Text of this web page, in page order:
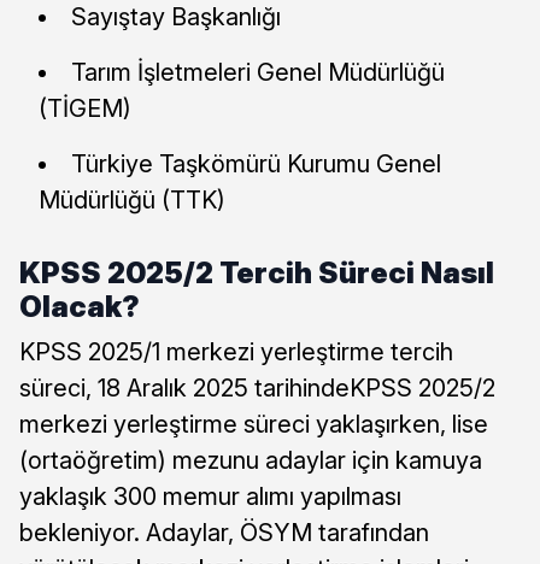
Sayıştay Başkanlığı
Tarım İşletmeleri Genel Müdürlüğü
(TİGEM)
Türkiye Taşkömürü Kurumu Genel
Müdürlüğü (TTK)
KPSS 2025/2 Tercih Süreci Nasıl
Olacak?
KPSS 2025/1 merkezi yerleştirme tercih
süreci, 18 Aralık 2025 tarihindeKPSS 2025/2
merkezi yerleştirme süreci yaklaşırken, lise
(ortaöğretim) mezunu adaylar için kamuya
yaklaşık 300 memur alımı yapılması
bekleniyor. Adaylar, ÖSYM tarafından